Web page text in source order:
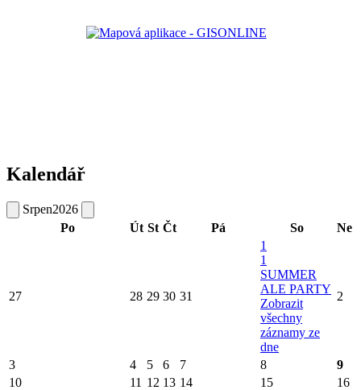
Kalendář
Srpen2026
Po
Út St Čt Pá So Ne
27 28 29 30 31
1
1
SUMMER
ALE PARTY
Zobrazit
všechny
záznamy ze
dne
2
3 4 5 6 7 8
9
10
11 12 13 14 15
16